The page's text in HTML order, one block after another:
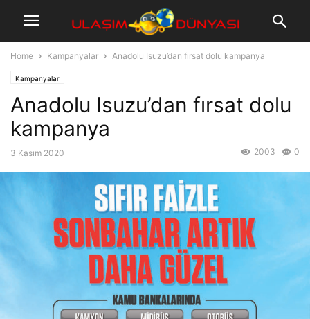
Home Kampanyalar Anadolu Isuzu’dan fırsat dolu kampanya
Kampanyalar
Anadolu Isuzu’dan fırsat dolu
kampanya
3 Kasım 2020 0
2003